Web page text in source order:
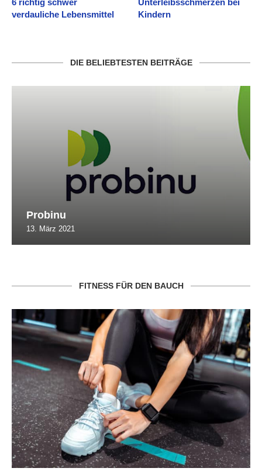
verdauliche Lebensmittel
Kindern
DIE BELIEBTESTEN BEITRÄGE
Probinu
13. März 2021
FITNESS FÜR DEN BAUCH